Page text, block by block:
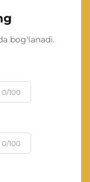
bog'lanadi.
0/100
0/100